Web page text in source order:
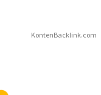
KontenBacklink.com